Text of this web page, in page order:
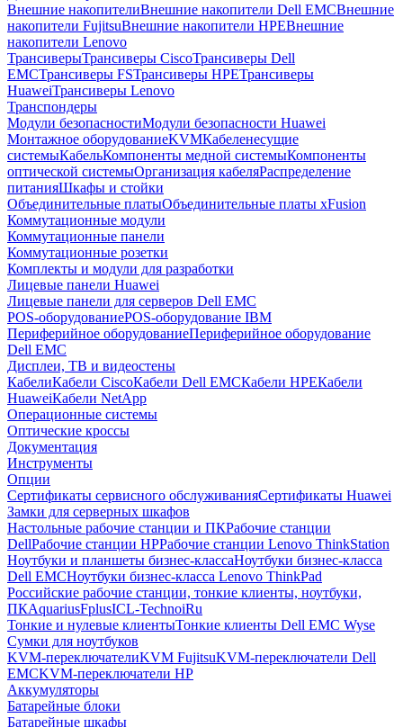
Внешние накопителиВнешние накопители Dell EMCВнешние
накопители FujitsuВнешние накопители HPEВнешние
накопители Lenovo
ТрансиверыТрансиверы CiscoТрансиверы Dell
EMCТрансиверы FSТрансиверы HPEТрансиверы
HuaweiТрансиверы Lenovo
Транспондеры
Модули безопасностиМодули безопасности Huawei
Монтажное оборудованиеKVMКабеленесущие
системыКабельКомпоненты медной системыКомпоненты
оптической системыОрганизация кабеляРаспределение
питанияШкафы и стойки
Объединительные платыОбъединительные платы xFusion
Коммутационные модули
Коммутационные панели
Коммутационные розетки
Комплекты и модули для разработки
Лицевые панели Huawei
Лицевые панели для серверов Dell EMC
POS-оборудованиеPOS-оборудование IBM
Периферийное оборудованиеПериферийное оборудование
Dell EMC
Дисплеи, ТВ и видеостены
КабелиКабели CiscoКабели Dell EMCКабели HPEКабели
HuaweiКабели NetApp
Операционные системы
Оптические кроссы
Документация
Инструменты
Опции
Сертификаты сервисного обслуживанияСертификаты Huawei
Замки для серверных шкафов
Настольные рабочие станции и ПКРабочие станции
DellРабочие станции HPРабочие станции Lenovo ThinkStation
Ноутбуки и планшеты бизнес-классаНоутбуки бизнес-класса
Dell EMCНоутбуки бизнес-класса Lenovo ThinkPad
Российские рабочие станции, тонкие клиенты, ноутбуки,
ПКAquariusFplusICL-TechnoiRu
Тонкие и нулевые клиентыТонкие клиенты Dell EMC Wyse
Сумки для ноутбуков
KVM-переключателиKVM FujitsuKVM-переключатели Dell
EMCKVM-переключатели HP
Аккумуляторы
Батарейные блоки
Батарейные шкафы